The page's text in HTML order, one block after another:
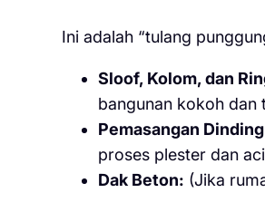
Ini adalah “tulang
Sloof, Kolom, dan
bangunan kokoh dan
Pemasangan
proses plester dan
Dak Beton: (Jika